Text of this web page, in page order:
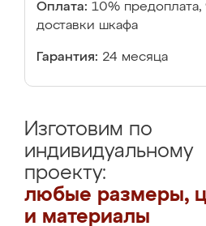
Оплата: 10%
доставки шкафа
Гарантия: 24 месяца
Изготовим по
индивидуальному
проекту:
любые размеры,
и материалы